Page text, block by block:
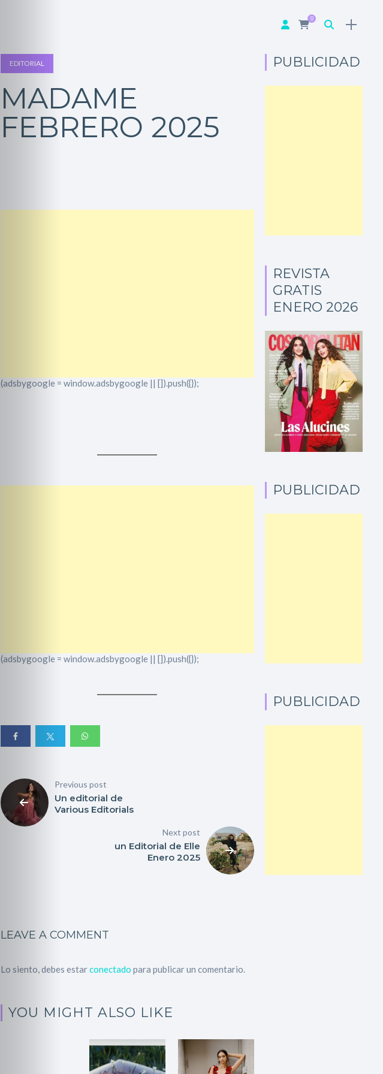
0
Inicio
social
Miembros
Moda
Belleza
Terapia
EDITORIAL
MADAME
FEBRERO 2025
(adsbygoogle = window.adsbygoogle || []).push({});
(adsbygoogle = window.adsbygoogle || []).push({});
Previous post
Un editorial de
Various Editorials
Next post
un Editorial de Elle
Enero 2025
LEAVE A COMMENT
Lo siento, debes estarconectado para publicar un comentario.
YOU MIGHT ALSO LIKE
PUBLICIDAD
REVISTA
GRATIS
ENERO 2026
PUBLICIDAD
PUBLICIDAD